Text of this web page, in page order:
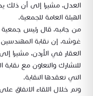
العدل، مشيرا إلى أن ذلك
الهيئة العامة للجمعية.
من جانبه، قال رئيس
غوشه، إن نقابة
العقار في الأردن، مشيرا
للتشارك والتعاون مع
التي تعقدها النقابة.
وتم خلال اللقاء الاتفاق